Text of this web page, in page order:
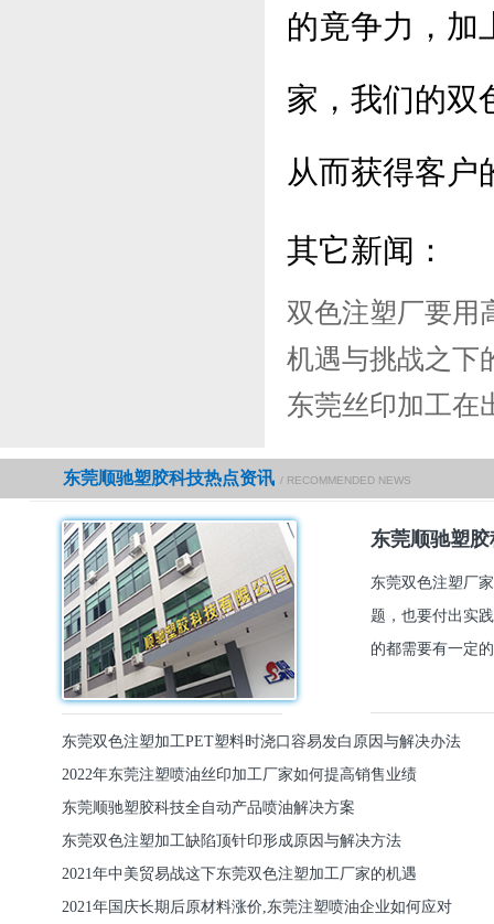
的竟争力，加
家，我们的双
从而获得客户
其它新闻：
双色注塑厂要用
机遇与挑战之下
东莞丝印加工在
东莞顺驰塑胶科技热点资讯 / RECOMMENDED NEWS
东莞顺驰塑
东莞双色注塑厂
题，也要付出实
的都需要有一定
东莞双色注塑加工PET塑料时浇口容易发白原因与解决办法
2022年东莞注塑喷油丝印加工厂家如何提高销售业绩
东莞顺驰塑胶科技全自动产品喷油解决方案
东莞双色注塑加工缺陷顶针印形成原因与解决方法
2021年中美贸易战这下东莞双色注塑加工厂家的机遇
2021年国庆长期后原材料涨价,东莞注塑喷油企业如何应对